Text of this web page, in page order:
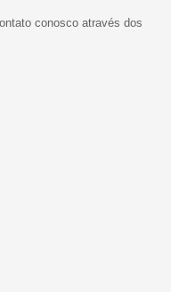
conosco através dos